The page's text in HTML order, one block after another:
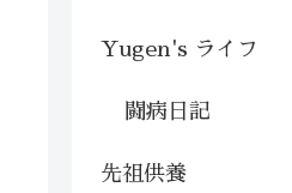
Yugen's ライフ
闘病日記
先祖供養